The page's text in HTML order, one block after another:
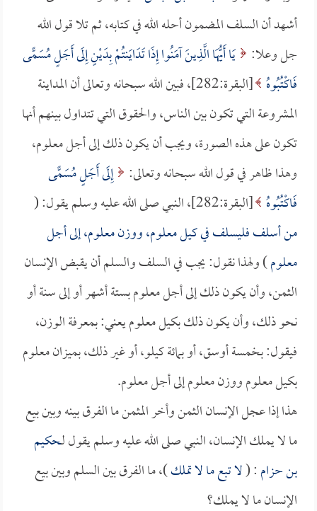
أشهد أن السلف المضمون أحله الله في كتابه، ثم تلا قول الله
جل وعلا: يَا أَيُّهَا الَّذِينَ آمَنُوا إِذَا تَدَايَنتُمْ بِدَيْنٍ إِلَى أَجَلٍ مُسَمًّى
فَاكْتُبُوهُ
[البقرة:282]، فبين الله سبحانه وتعالى أن المداينة
المشروعة التي تكون بين الناس، والحقوق التي تتداول بينهم أنها
تكون على هذه الصورة، ويجب أن يكون ذلك إلى أجل معلوم،
وهذا ظاهر في قول الله سبحانه وتعالى: إِلَى أَجَلٍ مُسَمًّى
فَاكْتُبُوهُ [البقرة:282]، النبي صلى الله عليه وسلم يقول: (
من أسلف فليسلف في كيل معلوم، ووزن معلوم، إلى أجل
معلوم) ولهذا نقول: يجب في السلف والسلم أن يقبض الإنسان
الثمن، وأن يكون ذلك إلى أجل معلوم بستة أشهر أو إلى سنة أو
نحو ذلك، وأن يكون ذلك بكيل معلوم يعني: بمعرفة الوزن،
فيقول: بخمسة أوسق، أو بمائة كيلو، أو غير ذلك، بميزان معلوم
بكيل معلوم ووزن معلوم إلى أجل معلوم.
هذا إذا عجل الإنسان الثمن وأخر المثمن ما الفرق بينه وبين بيع
ما لا يملك الإنسان، النبي صلى الله عليه وسلم يقول لـحكيم
بن حزام: (لا تبع ما لا تملك)، ما الفرق بين السلم وبين بيع
الإنسان ما لا يملك؟